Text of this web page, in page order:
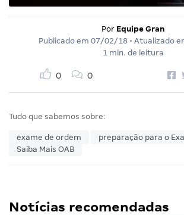
Por Equipe Gran
Publicado em 07/02/18 • Atualizado
1 min. de leitura
0 0
Tudo que sabemos sobre:
exame de ordem
preparação para o
Saiba Mais OAB
Notícias recomendadas